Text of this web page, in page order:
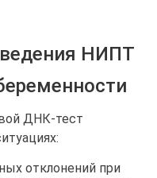
НИПТ
ДНК-тест
отклонений при